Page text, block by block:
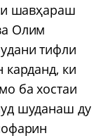
шавҳараш
Олим
тифли
ки
ба хостаи
шуданаш ду